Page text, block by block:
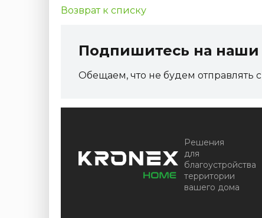
Возврат к списку
Подпишитесь на наши
Обещаем, что не будем отправлять
Решения
для
благоустройства
территории
вашего дома